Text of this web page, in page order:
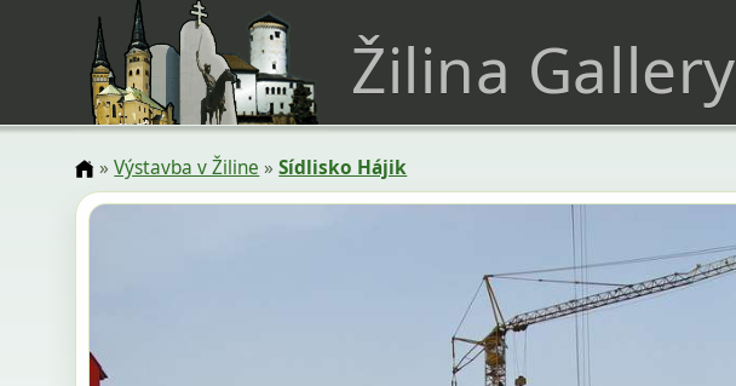
Žilina Gallery
»Výstavba v Žiline »Sídlisko Hájik